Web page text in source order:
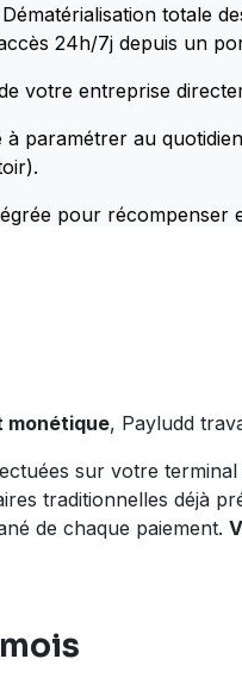
Dématérialisation totale
24h/7j depuis un
votre entreprise
paramétrer au
pour récompenser
monétique, Payludd
sur votre
traditionnelles déjà
de chaque paiement.